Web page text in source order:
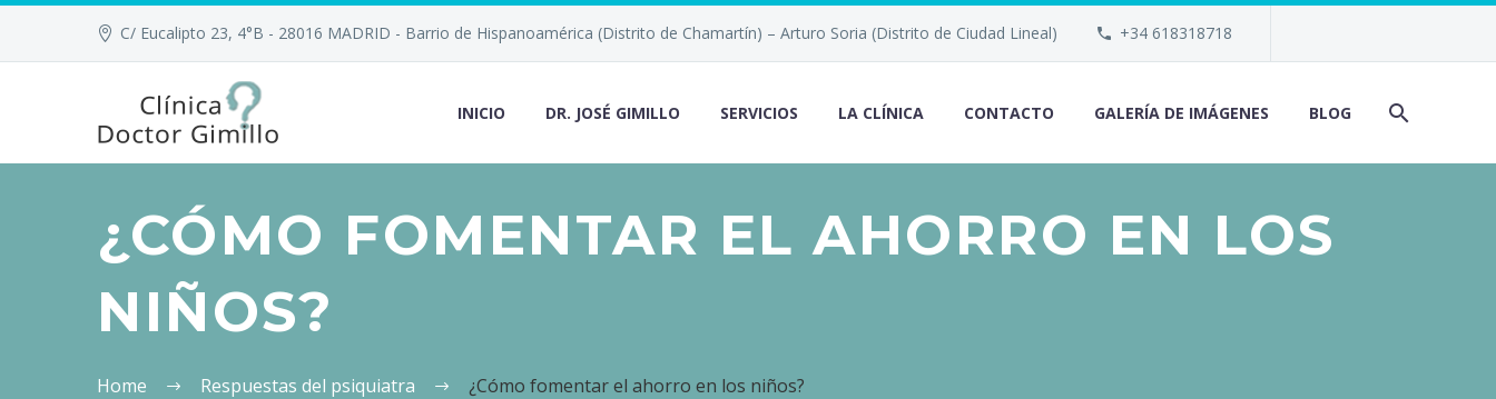
C/ Eucalipto 23, 4°B - 28016 MADRID - Barrio de Hispanoamérica (Distrito de Chamartín) – Arturo Soria (Distrito de Ciudad Lineal) +34 618318718
INICIO DR. JOSÉ GIMILLO SERVICIOS LA CLÍNICA CONTACTO GALERÍA DE IMÁGENES BLOG
¿CÓMO FOMENTAR EL AHORRO EN LOS
NIÑOS?
Home Respuestas del psiquiatra ¿Cómo fomentar el ahorro en los niños?